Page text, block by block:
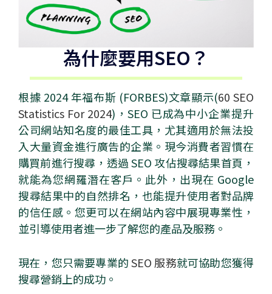
為什麼要用SEO？
根據 2024 年福布斯 (FORBES)文章顯示(60 SEO
Statistics For 2024)，SEO 已成為中小企業提升
公司網站知名度的最佳工具，尤其適用於無法投
入大量資金進行廣告的企業。現今消費者習慣在
購買前進行搜尋，透過 SEO 攻佔搜尋結果首頁，
就能為您網羅潛在客戶。此外，出現在 Google
搜尋結果中的自然排名，也能提升使用者對品牌
的信任感。您更可以在網站內容中展現專業性，
並引導使用者進一步了解您的產品及服務。
現在，您只需要專業的SEO 服務就可協助您獲得
搜尋營銷上的成功。